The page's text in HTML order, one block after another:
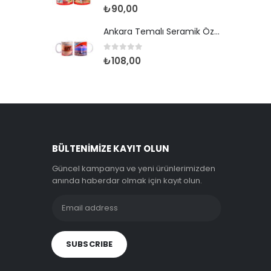
out of 5
₺90,00
Ankara Temalı Seramik Özel Baskılı Kupa 80*95mm
out of 5
₺108,00
BÜLTENIMIZE KAYIT OLUN
Güncel kampanya ve yeni ürünlerimizden
anında haberdar olmak için kayıt olun.